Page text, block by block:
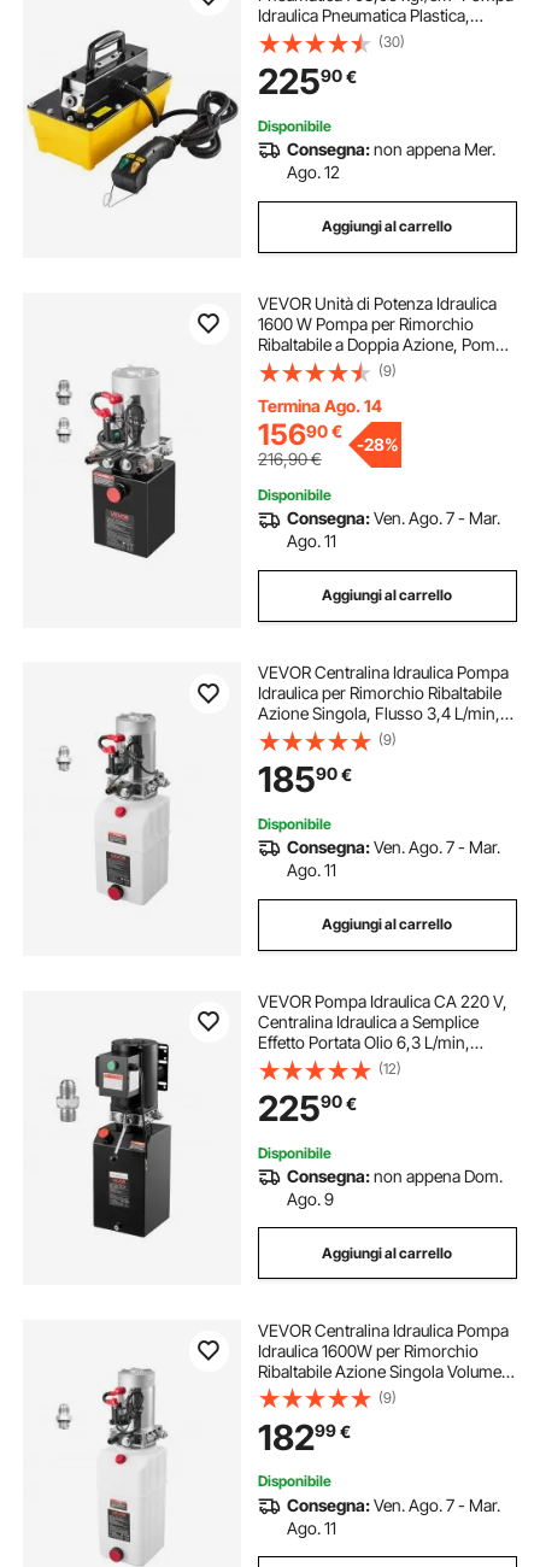
Idraulica Pneumatica Plastica,
Attuatore di Controllo Remoto,
Serbatoio 2,3 L Uscita Olio NPT
16,66 mm Ingresso NPT 13,7 mm
per Pressa Idraulica
(30)
22590€
Disponibile
Consegna:non appena Mer.
Ago. 12
Aggiungi al carrello
VEVOR Unità di Potenza Idraulica
1600 W Pompa per Rimorchio
Ribaltabile a Doppia Azione, Pompa
Idraulica CC 12 V 2600 giri/min con
Serbatoio in Metallo per
Sollevamento di Rimorchi
Ribaltabili, Nera
(9)
Termina Ago. 14
15690€
216,90€
-28%
Disponibile
Consegna:Ven. Ago. 7 - Mar.
Ago. 11
Aggiungi al carrello
VEVOR Centralina Idraulica Pompa
Idraulica per Rimorchio Ribaltabile
Azione Singola, Flusso 3,4 L/min,
Pressione d'Olio 2320-2900 PSI, 12
V CC con Serbatoio in Plastica per
Sollevatore Rimorchio
(9)
18590€
Disponibile
Consegna:Ven. Ago. 7 - Mar.
Ago. 11
Aggiungi al carrello
VEVOR Pompa Idraulica CA 220 V,
Centralina Idraulica a Semplice
Effetto Portata Olio 6,3 L/min,
Pressione di Scarico max. 22 MPa
per Autocarri con Cassone
Ribaltabile, Elevatore, Auto
(12)
22590€
Disponibile
Consegna:non appena Dom.
Ago. 9
Aggiungi al carrello
VEVOR Centralina Idraulica Pompa
Idraulica 1600W per Rimorchio
Ribaltabile Azione Singola Volume
2,1mL/r, Velocità 2600 giri/min,
Pompa con Serbatoio in Plastica
per Sollevatore Piattaforma
(9)
18299€
Disponibile
Consegna:Ven. Ago. 7 - Mar.
Ago. 11